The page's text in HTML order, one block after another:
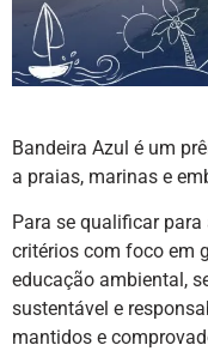
Bandeira Azul é um
a praias, marinas e
Para se qualificar
critérios com foco em
educação ambiental,
sustentável e
mantidos e